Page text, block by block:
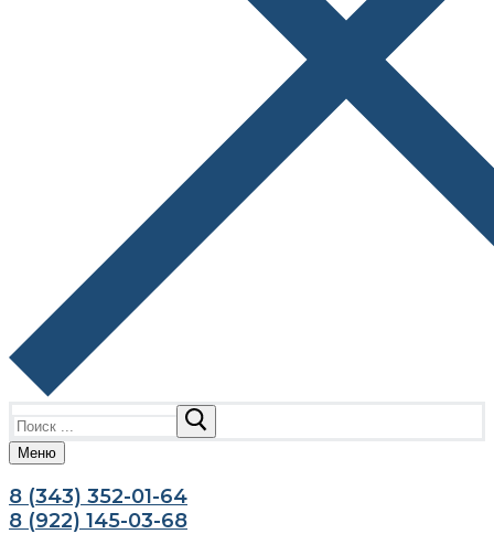
Найти:
Меню
8 (343) 352-01-64
8 (922) 145-03-68